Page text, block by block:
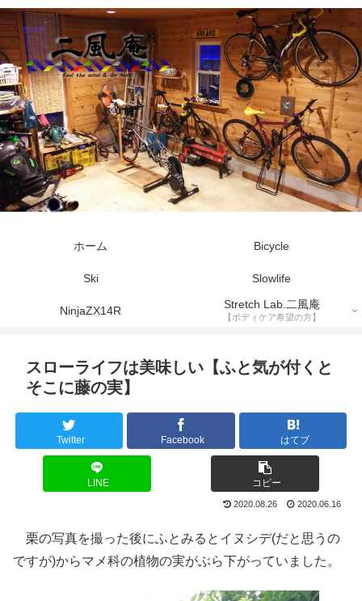
ホーム Bicycle
Ski Slowlife
NinjaZX14R Stretch Lab.二風庵
【ボディケア希望の方】
スローライフは美味しい【ふと気が付くと
そこに藤の実】
Twitter Facebook はてブ
LINE コピー
2020.08.26 2020.06.16
栗の写真を撮った後にふとみるとイヌシデ(だと思うの
ですが)からマメ科の植物の実がぶら下がっていました。